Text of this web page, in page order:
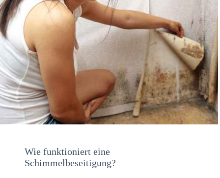
Wie funktioniert eine
Schimmelbeseitigung?